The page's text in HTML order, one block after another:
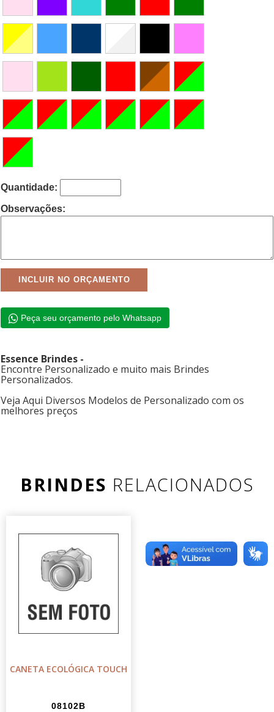
Quantidade:
Observações:
Peça seu orçamento pelo Whatsapp
Essence Brindes -
Encontre Personalizado e muito mais Brindes
Personalizados.
Veja Aqui Diversos Modelos de Personalizado com os
melhores preços
BRINDES RELACIONADOS
CANETA ECOLÓGICA TOUCH
08102B